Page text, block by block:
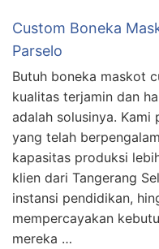
Custom Boneka
Parselo
Butuh boneka maskot
kualitas terjamin dan
adalah solusinya. Kami
yang telah
kapasitas produksi
klien dari Tangerang
instansi pendidikan,
mempercayakan
mereka …